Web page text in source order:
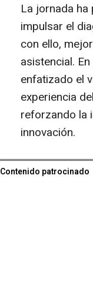
La jornada
impulsar el
con ello,
asistencial.
enfatizado el
experiencia
reforzando la
innovación.
Contenido patrocinado